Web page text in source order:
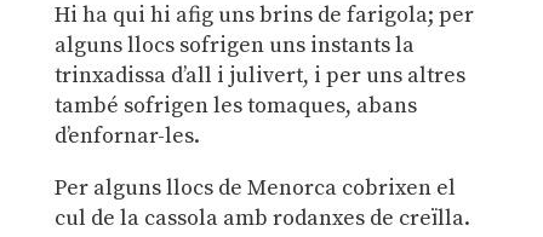
Hi ha qui hi afig uns brins de farigola; per
alguns llocs sofrigen uns instants la
trinxadissa d’all i julivert, i per uns altres
també sofrigen les tomaques, abans
d’enfornar-les.
Per alguns llocs de Menorca cobrixen el
cul de la cassola amb rodanxes de creïlla.